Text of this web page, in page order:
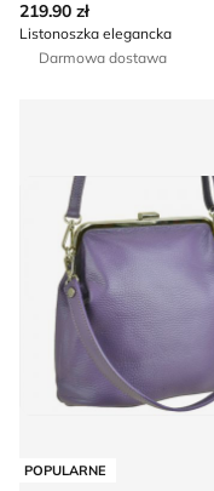
219.90 zł
Listonoszka elegancka
Darmowa dostawa
POPULARNE